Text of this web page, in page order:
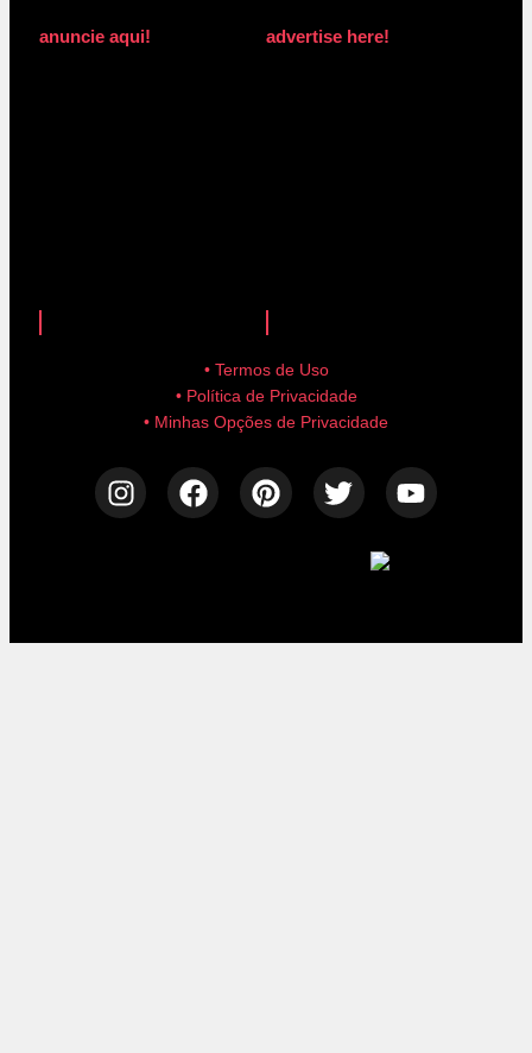
anuncie aqui! advertise here!
• Termos de Uso
• Política de Privacidade
• Minhas Opções de Privacidade